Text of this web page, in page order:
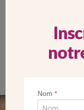
Nom*